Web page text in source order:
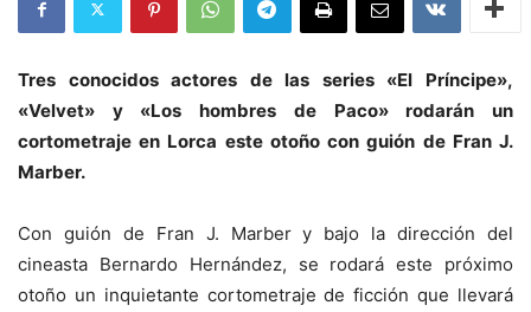
Tres conocidos actores de las series «El Príncipe»,
«Velvet» y «Los hombres de Paco» rodarán un
cortometraje en Lorca este otoño con guión de Fran J.
Marber.
Con guión de Fran J. Marber y bajo la dirección del
cineasta Bernardo Hernández, se rodará este próximo
otoño un inquietante cortometraje de ficción que llevará